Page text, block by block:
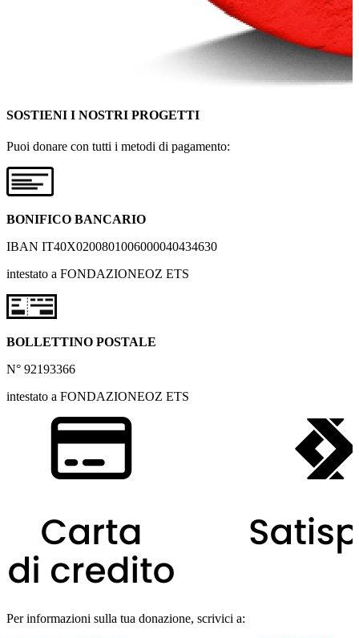
SOSTIENI I NOSTRI PROGETTI
Puoi donare con tutti i metodi di pagamento:
BONIFICO BANCARIO
IBAN IT40X0200801006000040434630
intestato a FONDAZIONEOZ ETS
BOLLETTINO POSTALE
N° 92193366
intestato a FONDAZIONEOZ ETS
Per informazioni sulla tua donazione, scrivici a: